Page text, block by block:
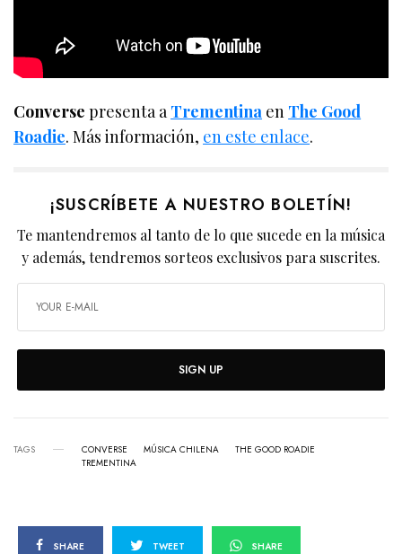
Converse presenta aTrementina en The Good
Roadie. Más información, en este enlace.
¡SUSCRÍBETE A NUESTRO BOLETÍN!
Te mantendremos al tanto de lo que sucede en la música
y además, tendremos sorteos exclusivos para suscrites.
SIGN UP
TAGS CONVERSE MÚSICA CHILENA
THE GOOD ROADIE
TREMENTINA
SHARE TWEET SHARE